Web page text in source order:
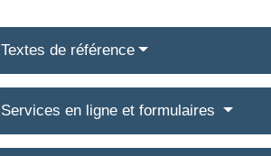
Textes de référence
Services en ligne et formulaires